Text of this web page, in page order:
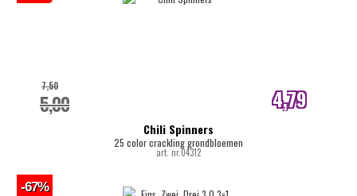
Chili Spinners
25 color crackling grondbloemen
art. nr.04312
5,00
7,50 4,79
internetprijs
-67%